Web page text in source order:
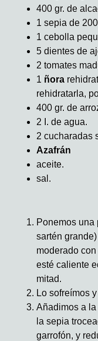
400 gr. de
1 sepia de
1 cebolla
5 dientes de
2 tomates
1 ñora
rehidratarla,
400 gr. de
2 I. de agua.
2 cucharadas
Azafrán
aceite.
sal.
Ponemos una
sartén
moderado
esté caliente
mitad.
Lo sofreímos
Añadimos a
la sepia
garrofón, y